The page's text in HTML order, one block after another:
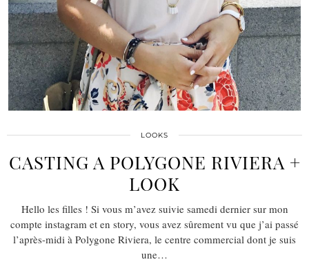
LOOKS
CASTING A POLYGONE RIVIERA +
LOOK
Hello les filles ! Si vous m’avez suivie samedi dernier sur mon
compte instagram et en story, vous avez sûrement vu que j’ai passé
l’après-midi à Polygone Riviera, le centre commercial dont je suis
une…